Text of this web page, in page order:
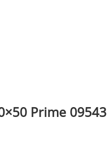
Prime 09543